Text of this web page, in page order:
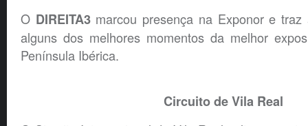
O DIREITA3 marcou presença na Exponor e
alguns dos melhores momentos da melhor
Península Ibérica.
Circuito de Vila Real